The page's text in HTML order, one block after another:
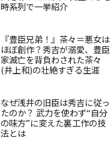
時系列で一挙紹介
『豊臣兄弟！』茶々＝悪女は
ほぼ創作？秀吉が溺愛、豊臣
家滅亡を背負わされた茶々
(井上和)の壮絶すぎる生涯
なぜ浅井の旧臣は秀吉に従っ
たのか？ 武力を使わず“自分
の味方”に変えた裏工作の技
法とは